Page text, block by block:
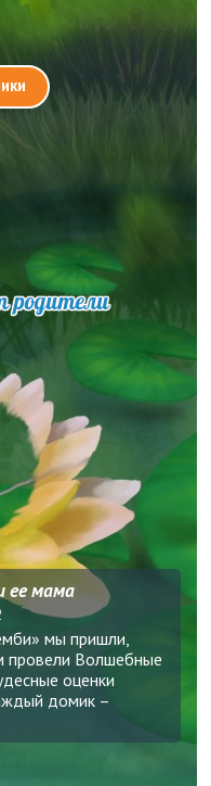
родители
ее мама
мы пришли,
провели Волшебные
оценки
домик –